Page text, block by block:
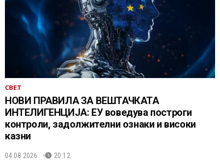
СВЕТ
НОВИ ПРАВИЛА ЗА ВЕШТАЧКАТА
ИНТЕЛИГЕНЦИЈА: ЕУ воведува построги
контроли, задолжителни ознаки и високи
казни
04.08.2026. 20:12